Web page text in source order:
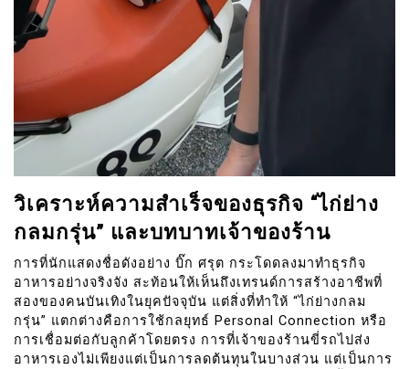
วิเคราะห์ความสำเร็จของธุรกิจ “ไก่ย่าง
กลมกรุ่น” และบทบาทเจ้าของร้าน
การที่นักแสดงชื่อดังอย่าง บิ๊ก ศรุต กระโดดลงมาทำธุรกิจ
อาหารอย่างจริงจัง สะท้อนให้เห็นถึงเทรนด์การสร้างอาชีพที่
สองของคนบันเทิงในยุคปัจจุบัน แต่สิ่งที่ทำให้ “ไก่ย่างกลม
กรุ่น” แตกต่างคือการใช้กลยุทธ์ Personal Connection หรือ
การเชื่อมต่อกับลูกค้าโดยตรง การที่เจ้าของร้านขี่รถไปส่ง
อาหารเองไม่เพียงแต่เป็นการลดต้นทุนในบางส่วน แต่เป็นการ